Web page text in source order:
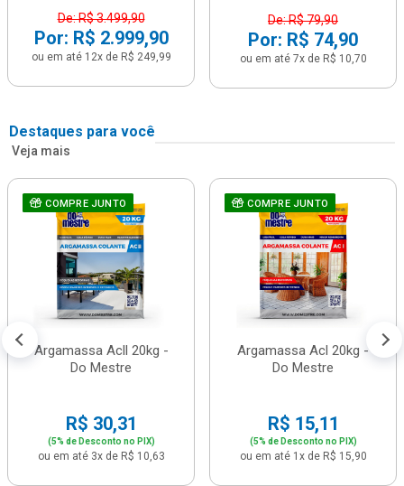
De: R$ 3.499,90
Por: R$ 2.999,90
ou em até 12x de R$ 249,99
De: R$ 79,90
Por: R$ 74,90
ou em até 7x de R$ 10,70
Destaques para você
Veja mais
COMPRE JUNTO
Argamassa Acll 20kg -
Do Mestre
R$ 30,31
(5% de Desconto no PIX)
ou em até 3x de R$ 10,63
COMPRE JUNTO
Argamassa Acl 20kg -
Do Mestre
R$ 15,11
(5% de Desconto no PIX)
ou em até 1x de R$ 15,90